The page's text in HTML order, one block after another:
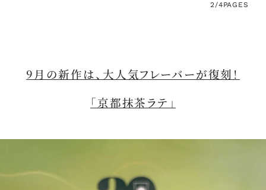
2/4PAGES
9月の新作は、大人気フレーバーが復刻！
「京都抹茶ラテ」